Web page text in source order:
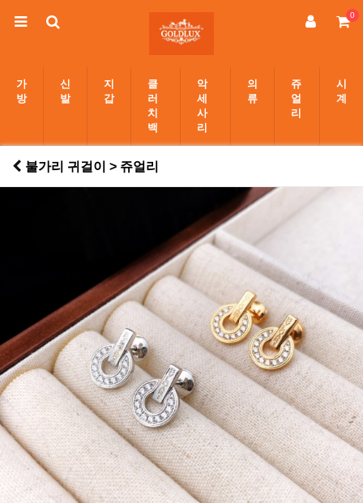
0
가
방
신
발
지
갑
클
러
치
백
악
세
사
리
의
류
쥬
얼
리
시
계
불가리 귀걸이 > 쥬얼리